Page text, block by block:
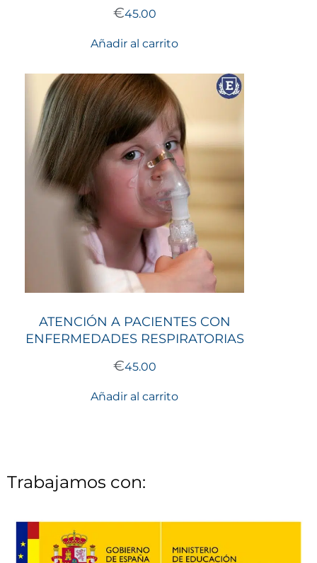
€45.00
Añadir al carrito
ATENCIÓN A PACIENTES CON
ENFERMEDADES RESPIRATORIAS
€45.00
Añadir al carrito
Trabajamos con: